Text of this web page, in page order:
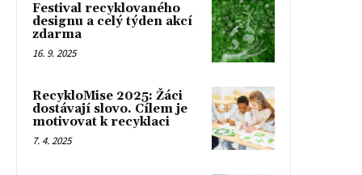
Festival recyklovaného
designu a celý týden akcí
zdarma
16. 9. 2025
RecykloMise 2025: Žáci
dostávají slovo. Cílem je
motivovat k recyklaci
7. 4. 2025